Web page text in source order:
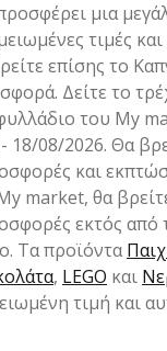
μια
τιμές
επίσης το
Δείτε το
του My
18/08/2026. Θα
και
market, θα
εκτός από
Τα προϊόντα
, LEGO και
τιμή και